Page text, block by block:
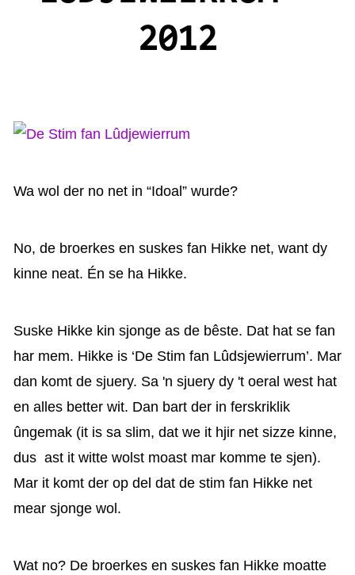
FOARSTELLING
2012
Wa wol der no net in “Idoal” wurde?
No, de broerkes en suskes fan Hikke net, want dy
kinne neat. Én se ha Hikke.
Suske Hikke kin sjonge as de bêste. Dat hat se fan
har mem. Hikke is ‘De Stim fan Lûdsjewierrum’. Mar
dan komt de sjuery. Sa 'n sjuery dy 't oeral west hat
en alles better wit. Dan bart der in ferskriklik
ûngemak (it is sa slim, dat we it hjir net sizze kinne,
dus ast it witte wolst moast mar komme te sjen).
Mar it komt der op del dat de stim fan Hikke net
mear sjonge wol.
Wat no? De broerkes en suskes fan Hikke moatte